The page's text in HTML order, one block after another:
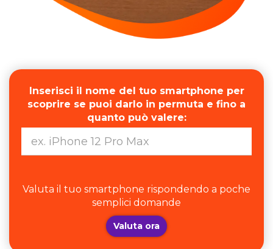
Inserisci il nome del tuo smartphone per
scoprire se puoi darlo in permuta e fino a
quanto può valere:
Valuta il tuo smartphone rispondendo a poche
semplici domande
Valuta ora